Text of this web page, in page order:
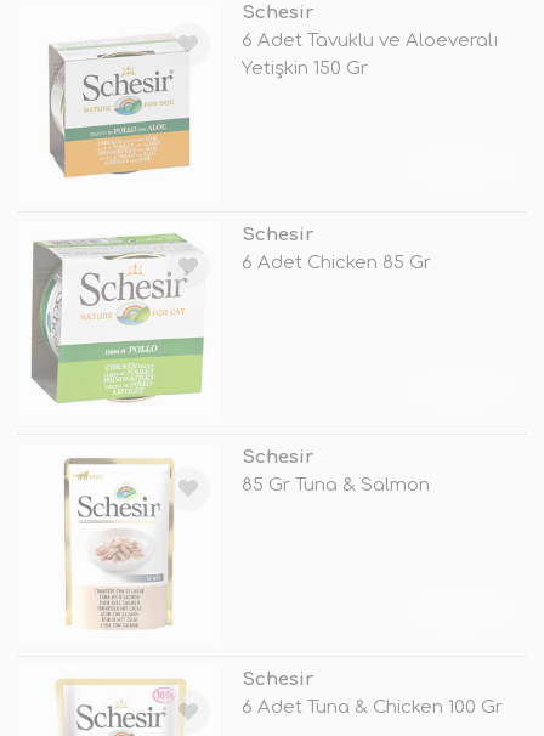
Schesir
6 Adet Tavuklu ve Aloeveralı
Yetişkin 150 Gr
Schesir
6 Adet Chicken 85 Gr
Schesir
85 Gr Tuna & Salmon
Schesir
6 Adet Tuna & Chicken 100 Gr